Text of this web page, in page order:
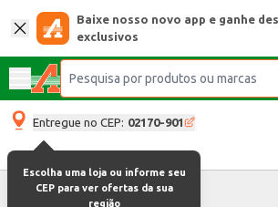
Baixe nosso novo app e ganhe
exclusivos
Entregue no CEP: 02170-901
Escolha uma loja ou informe seu
CEP para ver ofertas da sua
região
Atendimento